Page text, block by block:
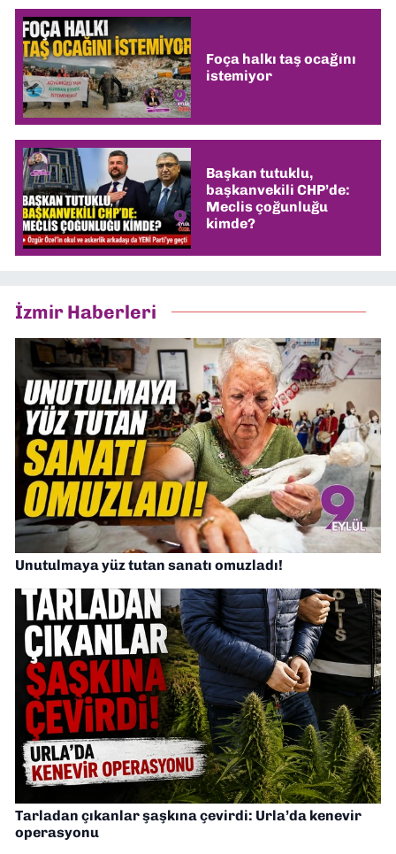
Foça halkı taş ocağını
istemiyor
Başkan tutuklu,
başkanvekili CHP’de:
Meclis çoğunluğu
kimde?
İzmir Haberleri
Unutulmaya yüz tutan sanatı omuzladı!
Tarladan çıkanlar şaşkına çevirdi: Urla’da kenevir
operasyonu